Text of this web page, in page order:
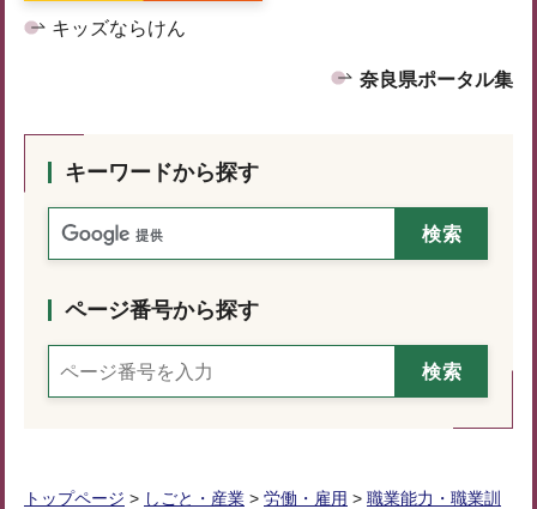
キッズならけん
奈良県ポータル集
キーワードから探す
ページ番号から探す
トップページ > しごと・産業 > 労働・雇用 > 職業能力・職業訓